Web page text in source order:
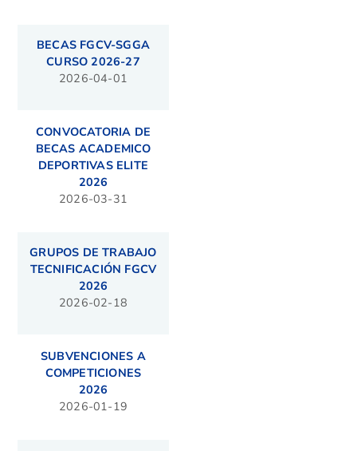
BECAS FGCV-SGGA
CURSO 2026-27
2026-04-01
CONVOCATORIA DE
BECAS ACADEMICO
DEPORTIVAS ELITE
2026
2026-03-31
GRUPOS DE TRABAJO
TECNIFICACIÓN FGCV
2026
2026-02-18
SUBVENCIONES A
COMPETICIONES
2026
2026-01-19